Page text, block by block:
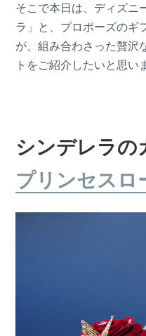
そこで本日は、ディズニ
ラ」と、プロポーズのギ
が、組み合わさった贅沢
トをご紹介したいと思い
シンデレラの
プリンセスロ